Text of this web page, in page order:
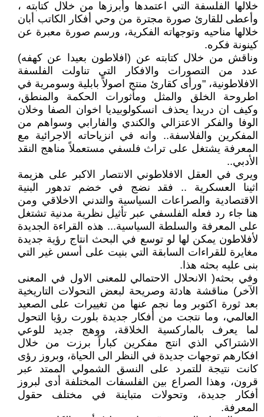
خلالها الفلسفة التي اعتمدها وأبرزها من خلال كتابته ،
وأعطى للقارئ صورة مجترة من وحي أفكار الكاتب أبان
خلالها مناحيه وتوجهاته الفكرية، ورسم صورة معبرة عن
كينونة فكره.
وناقش من خلال كتابته عن (افلاطون بعيدا عن كهفه)
عدد من التصورات والافكار التي تناولت الفلسفة
الافلاطونية، "ورأى كقارئ منتج اصولاً بابلية وسومرية في
اطروحة الخلق والمثل ومأثورات الحكمة والمنطق،
وكيف ان دريدا يحذف انسكولوبيديا اخوان الصفا وخلان
الوفا والفكر الاعتزالي والكندي والفارابي وسواهم من
المفكرين والفلاسفة.. وانه في انزياحاته الاجرائية مع
المعرفة يشتغل على تراث فلسفي مستعملاً مناهج النقد
الأدبي..
ويرى في العقل الافلاطوني الانتصار الاكبر على هزيمة
اثينا العسكرية .. فقد نضج في خضم تدهور البنية
الاقتصادية والصراعات السياسية والتدني الاخلاقي ومن
هنا جاء رد فعله الفلسفي عبر تأثيل نظرية مدنية تشتغل
على المعرفة والسلطة السياسية... هذه القراءة الجديدة
لأفلاطون يمكن لها لو توسع في البحث انتاج رؤية جديدة
مغايرة للقراءات السابقة التي بنيت على أسس غير التي
بنى عليه بحثه هذا.
وفي بحثه( الانحلال الاحتمالي للمعنى الاول في المعنى
الآخر) مناقشة هادئة وصريحة لبعض التحولات التاريخية
بعد ثورة اكتوبر وما نجم عنها من تغييرات على الصعيد
العالمي، وما نتجت من أفكار جديدة بلورت رؤيا التحول
لما يعرف بالماركسية الخلاقة، ووهج جديد للوعي
الاشتراكي الذي انتج مفكرين كباراً برزت من خلال
افكارهم توجهات جديدة في النظر الى الحياة، وبروز رؤى
كانت نتيجة للتمرد على النسق الشمولي الممتد عبر
قرون، وهذا الصراع بين الفلسفات المختلفة أدى لبروز
أفكار جديدة، وتحولات متباينة في مختلف حقول
المعرفة.